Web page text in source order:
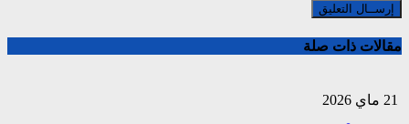
مقالات ذات صلة